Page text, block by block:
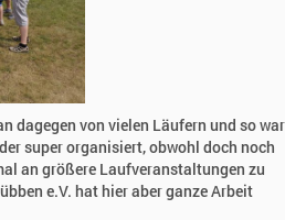
dagegen von vielen Läufern und so
super organisiert, obwohl doch noch
an größere Laufveranstaltungen zu
e.V. hat hier aber ganze Arbeit